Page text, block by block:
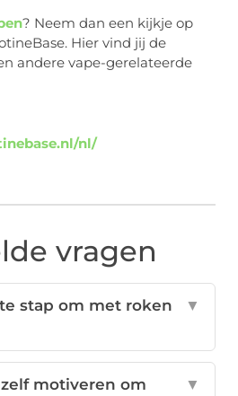
? Neem dan een kijkje op
Hier vind jij de
andere vape-gerelateerde
nl/
vragen
stap om met roken
▼
motiveren om
▼